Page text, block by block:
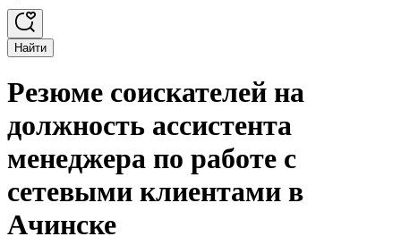
Найти
Резюме соискателей на
должность ассистента
менеджера по работе с
сетевыми клиентами в
Ачинске